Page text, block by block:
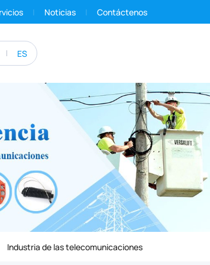
Noticias Contáctenos
ES
Industria de las telecomunicaciones